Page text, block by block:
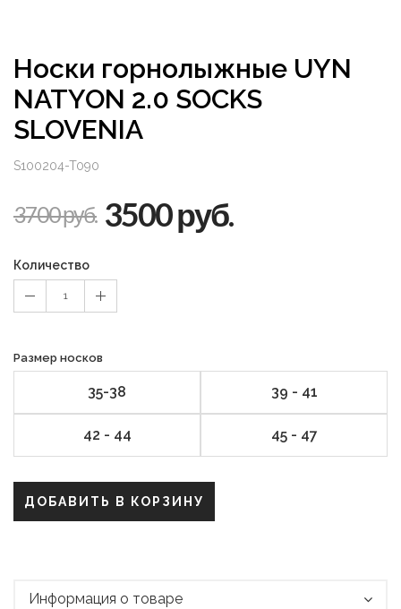
Носки горнолыжные UYN
NATYON 2.0 SOCKS
SLOVENIA
S100204-T090
3700 руб. 3500 руб.
Количество
1
Размер носков
35-38 39 - 41
42 - 44 45 - 47
ДОБАВИТЬ В КОРЗИНУ
Информация о товаре